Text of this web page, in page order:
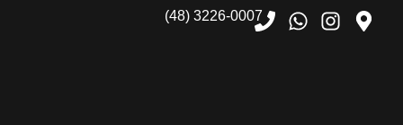
(48) 3226-0007